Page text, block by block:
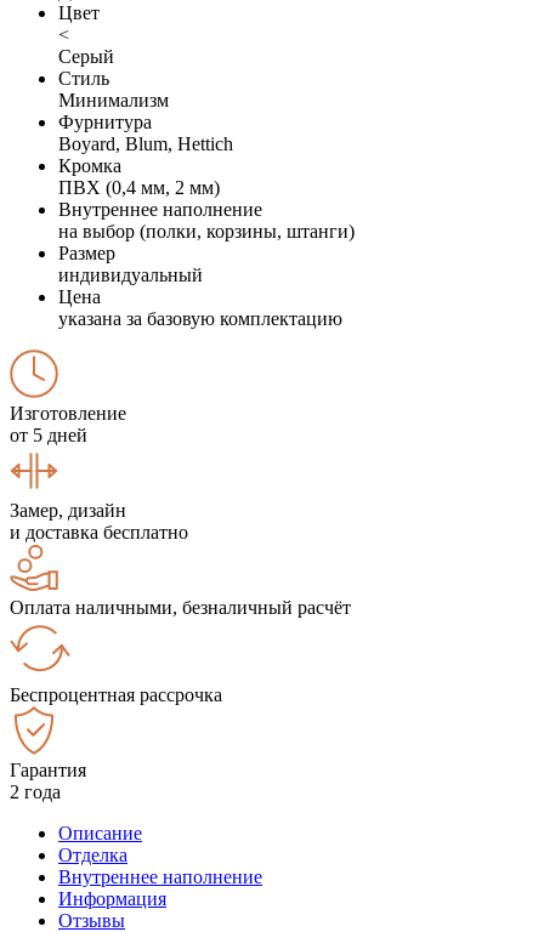
Цвет
<
Серый
Стиль
Минимализм
Фурнитура
Boyard, Blum, Hettich
Кромка
ПВХ (0,4 мм, 2 мм)
Внутреннее наполнение
на выбор (полки, корзины, штанги)
Размер
индивидуальный
Цена
указана за базовую комплектацию
Изготовление
от 5 дней
Замер, дизайн
и доставка бесплатно
Оплата наличными, безналичный расчёт
Беспроцентная рассрочка
Гарантия
2 года
Описание
Отделка
Внутреннее наполнение
Информация
Отзывы